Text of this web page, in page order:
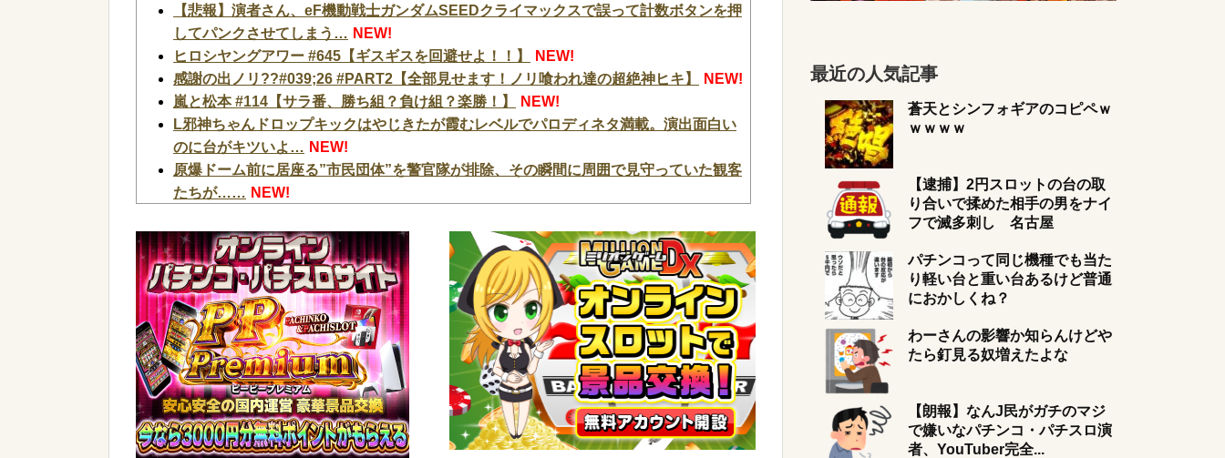
【悲報】演者さん、eF機動戦士ガンダムSEEDクライマックスで誤って計数ボタンを押
してパンクさせてしまう… NEW!
ヒロシヤングアワー #645【ギスギスを回避せよ！！】
NEW!
感謝の出ノリ??#039;26 #PART2【全部見せます！ノリ喰われ達の超絶神ヒキ】
NEW!
嵐と松本 #114【サラ番、勝ち組？負け組？楽勝！】
NEW!
L邪神ちゃんドロップキックはやじきたが霞むレベルでパロディネタ満載。演出面白い
のに台がキツいよ… NEW!
原爆ドーム前に居座る”市民団体”を警官隊が排除、その瞬間に周囲で見守っていた観客
たちが…… NEW!
エッセイスト「原爆を二度と使わせてはならない」⇒「もちろん中国の核も非難す
る？」⇒「中国の核は綺麗な核！」
NEW!
蓮舫議員「蓮舫だから叩いていい、との報道に何度も向き合ってきました。悔しくて
も」 NEW!
【悲報】女さん、歩行者を轢いた挙句、道路に倒れてどえらいことになってしまうw w
w w w w w NEW!
【画像】森高千里(55) 「ミニスカートはとてもムリよ若い子には負けるわ」←ワイらに
はブッ刺さりまくってしまうw w w w w w
NEW!
【衝撃】蓮舫「蓮舫だから叩いて良いという報道に向き合います！」X民「高市だから
叩いて良いをやってるのがお前だろ」←これ…w w NEW!
最近の人気記事
蒼天とシンフォギアのコピペｗ
ｗｗｗｗ
【逮捕】2円スロットの台の取
り合いで揉めた相手の男をナイ
フで滅多刺し 名古屋
パチンコって同じ機種でも当た
り軽い台と重い台あるけど普通
におかしくね？
わーさんの影響か知らんけどや
たら釘見る奴増えたよな
【朗報】なんJ民がガチのマジ
で嫌いなパチンコ・パチスロ演
者、YouTuber完全...